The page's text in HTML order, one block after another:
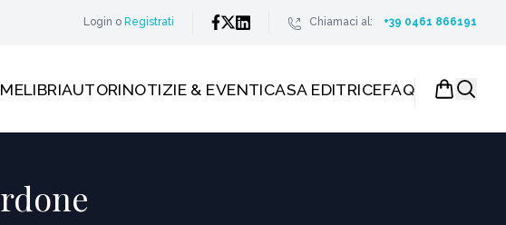
Login o Registrati Chiamaci al: +39 0461 866191
LIBRIAUTORINOTIZIE & EVENTICASA EDITRICEFAQ